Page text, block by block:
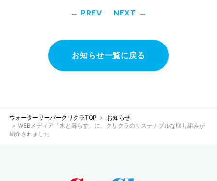
PREV NEXT
お知らせ一覧に戻る
ウォーターサーバークリクラTOP
お知らせ
WEBメディア「水と暮らす」に、クリクラのサステナブルな取り組みが
紹介されました